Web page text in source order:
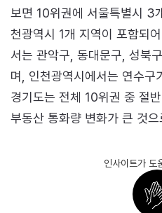
보면 10위권에 서울특별시 3
천광역시 1개 지역이 포함되
서는 관악구, 동대문구, 성북
며, 인천광역시에서는 연수구
경기도는 전체 10위권 중 절
부동산 통화량 변화가 큰 것
인사이트가 도